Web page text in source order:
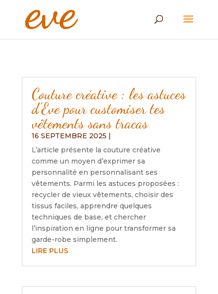
Couture créative : les astuces
d’Eve pour customiser tes
vêtements sans tracas
16 SEPTEMBRE 2025 |
L’article présente la couture créative
comme un moyen d’exprimer sa
personnalité en personnalisant ses
vêtements. Parmi les astuces proposées :
recycler de vieux vêtements, choisir des
tissus faciles, apprendre quelques
techniques de base, et chercher
l’inspiration en ligne pour transformer sa
garde-robe simplement.
LIRE PLUS